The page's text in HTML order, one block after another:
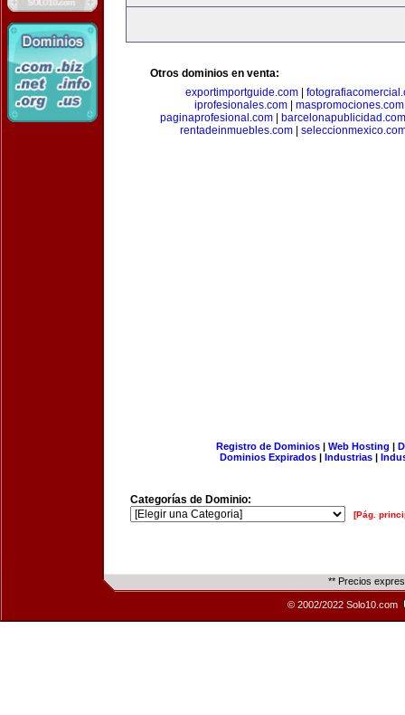
Otros dominios en venta:
exportimportguide.com
iprofesionales.com
maspromociones.com
paginaprofesional.com|
barcelonapublicidad.com
rentadeinmuebles.com
Registro de Dominios| Web Hosting |
Dominios Expirados | Industrias |
Categorías de Dominio:
[Pág.
** Precios
© 2002/2022 Solo10.com